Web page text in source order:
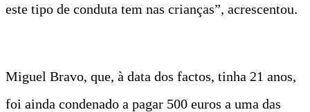
este tipo de conduta tem nas crianças”, acrescentou.
Miguel Bravo, que, à data dos factos, tinha 21 anos,
foi ainda condenado a pagar 500 euros a uma das